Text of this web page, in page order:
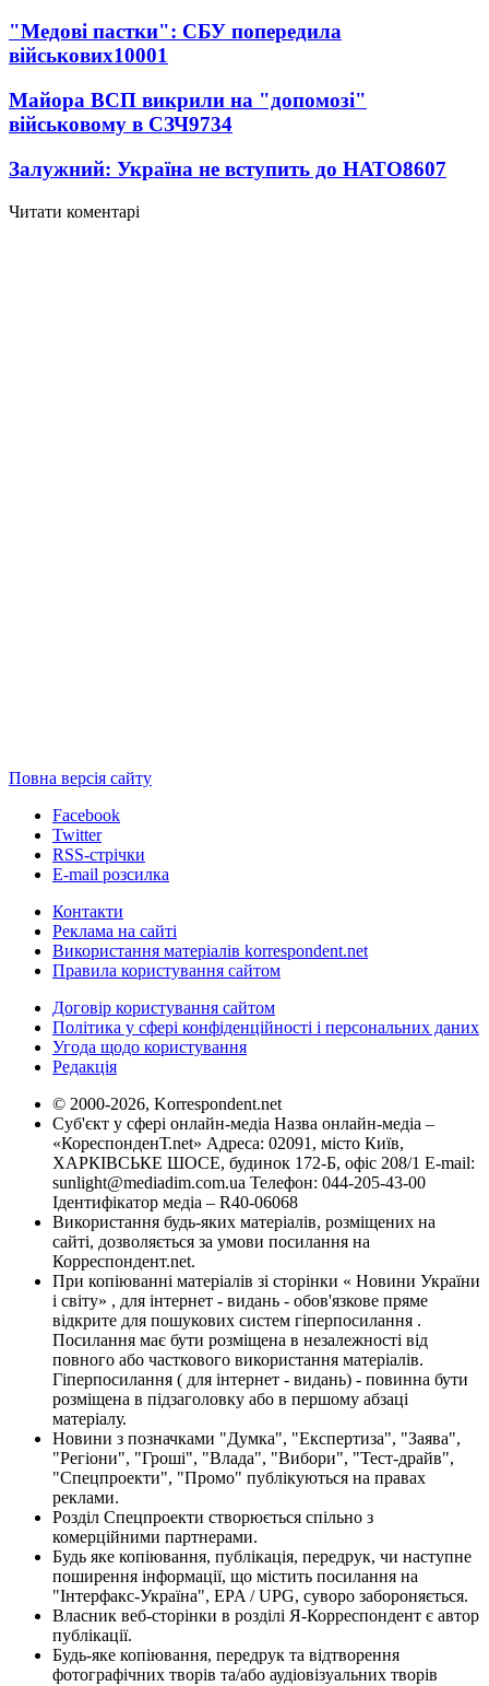
"Медові пастки": СБУ попередила
військових10001
Майора ВСП викрили на "допомозі"
військовому в СЗЧ9734
Залужний: Україна не вступить до НАТО8607
Читати коментарі
Повна версія сайту
Facebook
Twitter
RSS-стрічки
E-mail розсилка
Контакти
Реклама на сайті
Використання матеріалів korrespondent.net
Правила користування сайтом
Договір користування сайтом
Політика у сфері конфіденційності і персональних даних
Угода щодо користування
Редакція
© 2000-2026, Korrespondent.net
Суб'єкт у сфері онлайн-медіа Назва онлайн-медіа –
«КореспонденТ.net» Адреса: 02091, місто Київ,
ХАРКІВСЬКЕ ШОСЕ, будинок 172-Б, офіс 208/1 E-mail:
sunlight@mediadim.com.ua Телефон: 044-205-43-00
Ідентифікатор медіа – R40-06068
Використання будь-яких матеріалів, розміщених на
сайті, дозволяється за умови посилання на
Корреспондент.net.
При копіюванні матеріалів зі сторінки « Новини України
і світу» , для інтернет - видань - обов'язкове пряме
відкрите для пошукових систем гіперпосилання .
Посилання має бути розміщена в незалежності від
повного або часткового використання матеріалів.
Гіперпосилання ( для інтернет - видань) - повинна бути
розміщена в підзаголовку або в першому абзаці
матеріалу.
Новини з позначками "Думка", "Експертиза", "Заява",
"Регіони", "Гроші", "Влада", "Вибори", "Тест-драйв",
"Спецпроекти", "Промо" публікуються на правах
реклами.
Розділ Спецпроекти створюється спільно з
комерційними партнерами.
Будь яке копіювання, публікація, передрук, чи наступне
поширення інформації, що містить посилання на
"Інтерфакс-Україна", EPA / UPG, суворо забороняється.
Власник веб-сторінки в розділі Я-Корреспондент є автор
публікації.
Будь-яке копіювання, передрук та відтворення
фотографічних творів та/або аудіовізуальних творів